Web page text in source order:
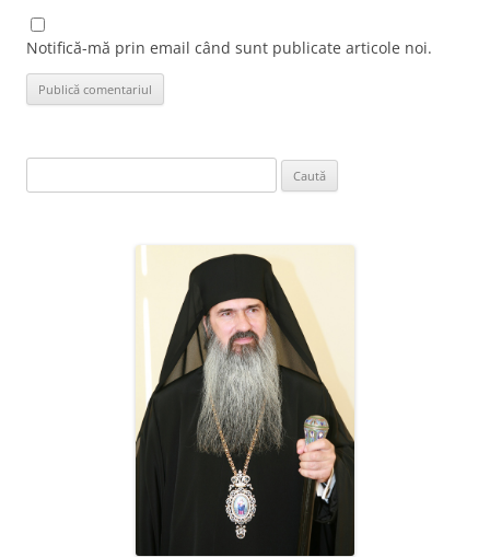
Notifică-mă prin email când sunt publicate articole noi.
după: